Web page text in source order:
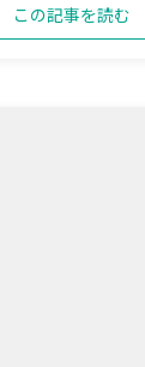
この記事を読む